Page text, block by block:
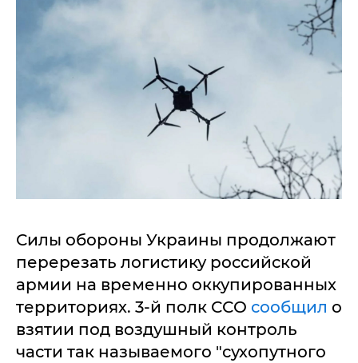
Силы обороны Украины продолжают
перерезать логистику российской
армии на временно оккупированных
территориях. 3-й полк ССО сообщил о
взятии под воздушный контроль
части так называемого "сухопутного